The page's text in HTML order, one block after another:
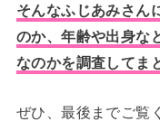
そんなふじあみさん
のか、年齢や出身な
なのかを調査してま
ぜひ、最後までご覧